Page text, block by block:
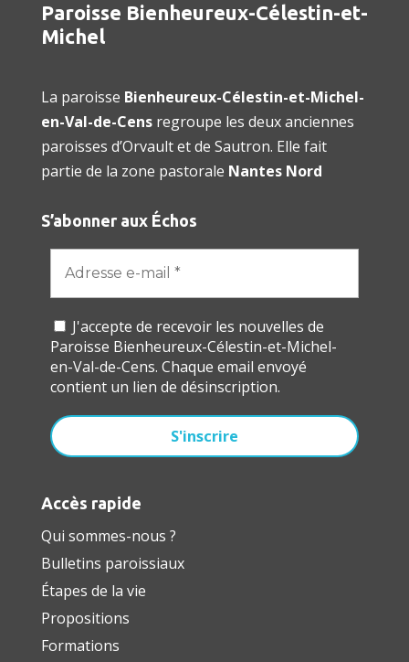
Paroisse Bienheureux-Célestin-et-
Michel
La paroisse Bienheureux-Célestin-et-Michel-
en-Val-de-Censregroupe les deux anciennes
paroisses d’Orvault et de Sautron. Elle fait
partie de la zone pastorale Nantes Nord
S’abonner aux Échos
J'accepte de recevoir les nouvelles de
Paroisse Bienheureux-Célestin-et-Michel-
en-Val-de-Cens. Chaque email envoyé
contient un lien de désinscription.
Accès rapide
Qui sommes-nous ?
Bulletins paroissiaux
Étapes de la vie
Propositions
Formations